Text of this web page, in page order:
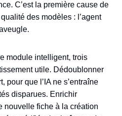
C’est la première cause de
des modèles : l’agent
module intelligent, trois
utile. Dédoublonner
pour que l’IA ne s’entraîne
disparues. Enrichir
nouvelle fiche à la création